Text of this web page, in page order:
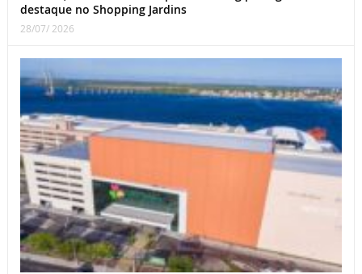
destaque no Shopping Jardins
28/07/ 2026